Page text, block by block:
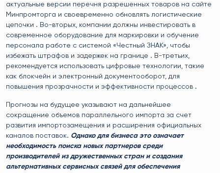
актуальные версии перечня разрешенных товаров на сайте
Минпромторга и своевременно обновлять логистические
цепочки . Во-вторых, компании должны инвестировать в
современное оборудование для маркировки и обучение
персонала работе с системой «Честный ЗНАК», чтобы
избежать штрафов и задержек на границе . В-третьих,
рекомендуется использовать цифровые технологии, такие
как блокчейн и электронный документооборот, для
повышения прозрачности и эффективности процессов .
Прогнозы на будущее указывают на дальнейшее
сокращение объемов параллельного импорта за счет
развития импортозамещения и расширения официальных
каналов поставок. Однако для бизнеса это означает
необходимость поиска новых партнеров среди
производителей из дружественных стран и создания
альтернативных сервисных связей для обеспечения